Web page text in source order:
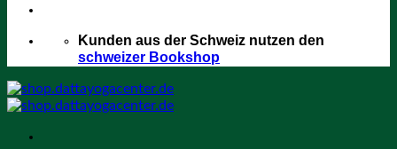
Kunden aus der Schweiz nutzen den
schweizer Bookshop